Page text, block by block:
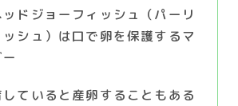
ドジョーフィッシュ（パーリ
シュ）は口で卵を保護するマ
ていると産卵することもある